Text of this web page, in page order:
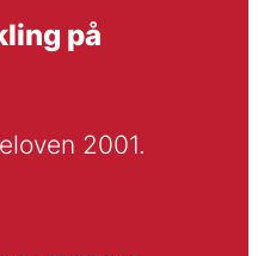
på
2001.